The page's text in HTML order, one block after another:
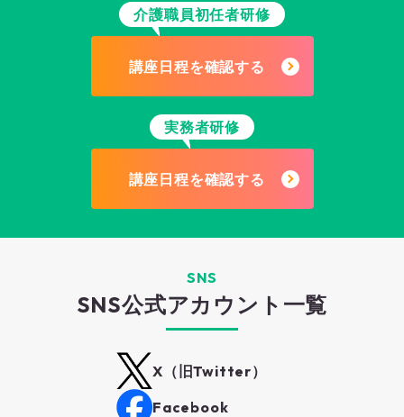
介護職員初任者研修
講座日程を確認する
実務者研修
講座日程を確認する
SNS
SNS公式アカウント一覧
Facebook
X（旧Twitter）